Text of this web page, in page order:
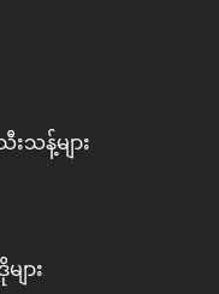
သန့်များ
ျား